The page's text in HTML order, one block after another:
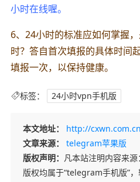
小时在线喔。
6、24小时的标准应如何掌握
时？答自首次填报的具体时间
填报一次，以保持健康。
标签： 24小时vpn手机版
本文地址：
http://
文章来源：
telegram苹果版
版权声明： 凡本站注明内容来源
版权均属于“telegram手机版”